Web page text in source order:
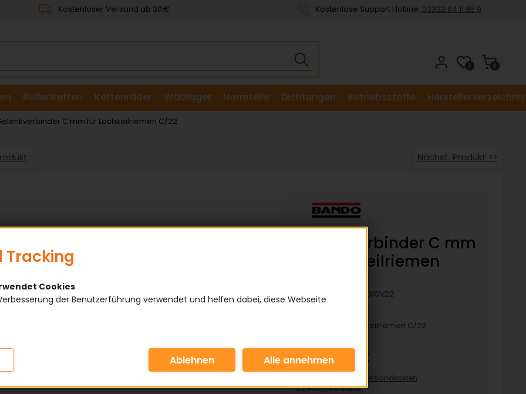
Kostenloser Versand ab 30 € Kostenlose Support Hotline: 03322 84 11 95 9
0
0
Rollenketten
Kettenräder
& Scheiben
Wälzlager Normteile Dichtungen Betriebsstoffe Herstellerverzeichnis
C mm für Lochkeilriemen C/22
Nächst. Produkt >>
Gelenkverbinder C mm
für Lochkeilriemen
Artikelnummer: KLKGV22
Passend zum Lochkeilriemen C/22
22,99 €
Versandkosten
22,99€/pro Stück
Tracking
Cookies
der Benutzerführung verwendet und helfen dabei, diese Webseite